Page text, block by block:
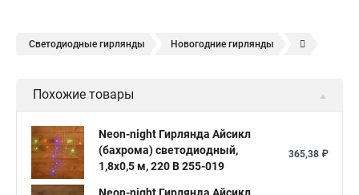
Светодиодные гирлянды Новогодние гирлянды
Электрическая гирлянда
Похожие товары
Neon-night Гирлянда Айсикл
(бахрома) светодиодный,
1,8х0,5 м, 220 В 255-019
365,38 ₽